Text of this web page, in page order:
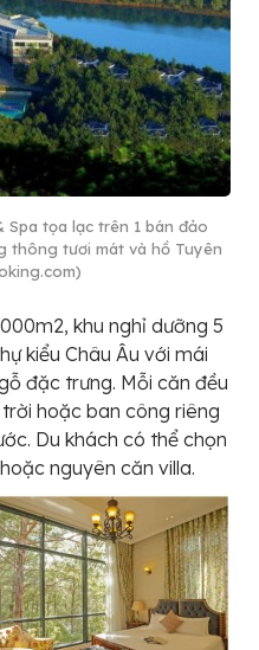
Spa tọa lạc trên 1 bán đảo
thông tươi mát và hồ Tuyên
khu nghỉ dưỡng 5
kiểu Châu Âu với mái
đặc trưng. Mỗi căn đều
hoặc ban công riêng
Du khách có thể chọn
nguyên căn villa.